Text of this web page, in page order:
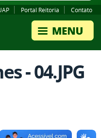
Portal Reitoria Contato
- 04.JPG